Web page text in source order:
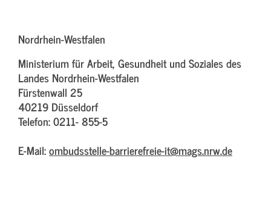
Nordrhein-Westfalen
Ministerium für Arbeit, Gesundheit und Soziales des
Landes Nordrhein-Westfalen
Fürstenwall 25
40219 Düsseldorf
Telefon: 0211- 855-5
E-Mail:ombudsstelle-barrierefreie-it@mags.nrw.de